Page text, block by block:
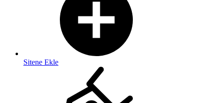
Sitene Ekle